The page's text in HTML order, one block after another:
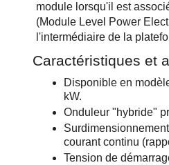
module lorsqu'il est
(Module Level Power
l'intermédiaire de la
Caractéristiques et
Disponible en
kW.
Onduleur "hybride"
courant continu
Tension de